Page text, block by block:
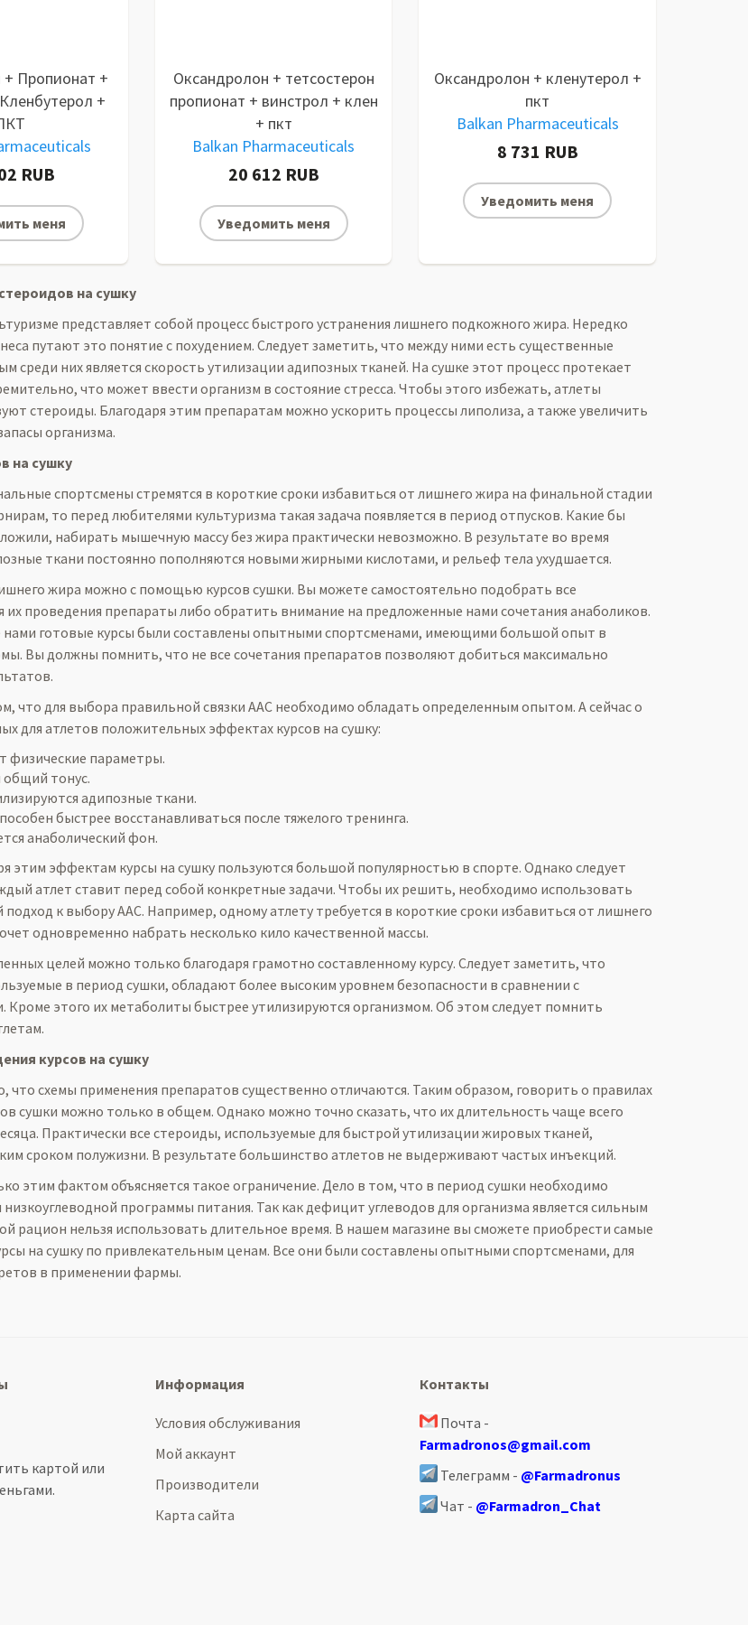
Пропионат +
+
RUB
меня
Оксандролон + тетсостерон
пропионат + винстрол + клен
+ пкт
Balkan Pharmaceuticals
20 612 RUB
Уведомить меня
Оксандролон + кленутерол +
пкт
Balkan Pharmaceuticals
8 731 RUB
Уведомить меня
на сушку
представляет собой процесс быстрого устранения лишнего подкожного жира. Нередко
путают это понятие с похудением. Следует заметить, что между ними есть существенные
среди них является скорость утилизации адипозных тканей. На сушке этот процесс протекает
что может ввести организм в состояние стресса. Чтобы этого избежать, атлеты
стероиды. Благодаря этим препаратам можно ускорить процессы липолиза, а также увеличить
организма.
на сушку
спортсмены стремятся в короткие сроки избавиться от лишнего жира на финальной стадии
то перед любителями культуризма такая задача появляется в период отпусков. Какие бы
набирать мышечную массу без жира практически невозможно. В результате во время
ткани постоянно пополняются новыми жирными кислотами, и рельеф тела ухудшается.
жира можно с помощью курсов сушки. Вы можете самостоятельно подобрать все
их проведения препараты либо обратить внимание на предложенные нами сочетания анаболиков.
нами готовые курсы были составлены опытными спортсменами, имеющими большой опыт в
Вы должны помнить, что не все сочетания препаратов позволяют добиться максимально
что для выбора правильной связки ААС необходимо обладать определенным опытом. А сейчас о
для атлетов положительных эффектах курсов на сушку:
физические параметры.
общий тонус.
адипозные ткани.
быстрее восстанавливаться после тяжелого тренинга.
анаболический фон.
этим эффектам курсы на сушку пользуются большой популярностью в спорте. Однако следует
атлет ставит перед собой конкретные задачи. Чтобы их решить, необходимо использовать
к выбору ААС. Например, одному атлету требуется в короткие сроки избавиться от лишнего
одновременно набрать несколько кило качественной массы.
целей можно только благодаря грамотно составленному курсу. Следует заметить, что
в период сушки, обладают более высоким уровнем безопасности в сравнении с
Кроме этого их метаболиты быстрее утилизируются организмом. Об этом следует помнить
курсов на сушку
что схемы применения препаратов существенно отличаются. Таким образом, говорить о правилах
сушки можно только в общем. Однако можно точно сказать, что их длительность чаще всего
Практически все стероиды, используемые для быстрой утилизации жировых тканей,
сроком полужизни. В результате большинство атлетов не выдерживают частых инъекций.
этим фактом объясняется такое ограничение. Дело в том, что в период сушки необходимо
программы питания. Так как дефицит углеводов для организма является сильным
рацион нельзя использовать длительное время. В нашем магазине вы сможете приобрести самые
на сушку по привлекательным ценам. Все они были составлены опытными спортсменами, для
в применении фармы.
картой или
Информация
Условия обслуживания
Мой аккаунт
Производители
Карта сайта
Контакты
Почта -
Farmadronos@gmail.com
Телеграмм - @Farmadronus
Чат - @Farmadron_Chat